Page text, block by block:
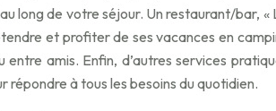
long de votre séjour. Un restaurant/bar,
et profiter de ses vacances en
amis. Enfin, d’autres services
à tous les besoins du quotidien.